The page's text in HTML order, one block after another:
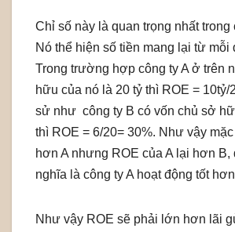
Chỉ số này là quan trọng nhất trong
Nó thể hiện số tiền mang lại từ mỗi
Trong trường hợp công ty A ở trên
hữu của nó là 20 tỷ thì ROE = 10tỷ/
sử như công ty B có vốn chủ sở
thì ROE = 6/20= 30%. Như vậy
hơn A nhưng ROE của A lại hơn B,
nghĩa là công ty A hoạt động tốt
Như vậy ROE sẽ phải lớn hơn lãi